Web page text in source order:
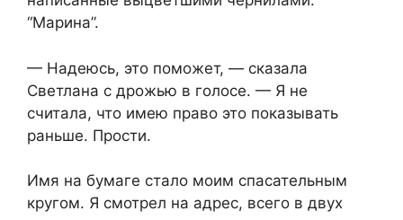
“Марина”.
— Надеюсь, это поможет, — сказала
Светлана с дрожью в голосе. — Я не
считала, что имею право это показывать
раньше. Прости.
Имя на бумаге стало моим спасательным
кругом. Я смотрел на адрес, всего в двух